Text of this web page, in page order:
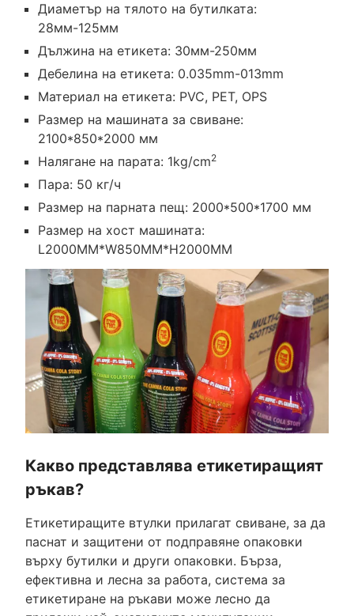
Диаметър на тялото на бутилката:
28мм-125мм
Дължина на етикета: 30мм-250мм
Дебелина на етикета: 0.035mm-013mm
Материал на етикета: PVC, PET, OPS
Размер на машината за свиване:
2100*850*2000 мм
Налягане на парата: 1kg/cm2
Пара: 50 кг/ч
Размер на парната пещ: 2000*500*1700 мм
Размер на хост машината:
L2000MM*W850MM*H2000MM
Какво представлява етикетиращият
ръкав?
Етикетиращите втулки прилагат свиване, за да
паснат и защитени от подправяне опаковки
върху бутилки и други опаковки. Бърза,
ефективна и лесна за работа, система за
етикетиране на ръкави може лесно да